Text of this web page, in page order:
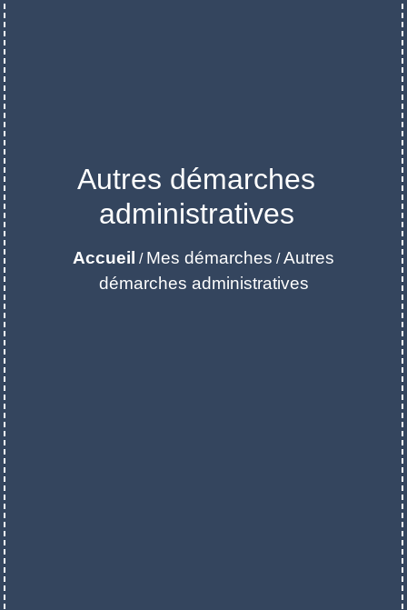
Autres démarches
administratives
Accueil / Mes démarches /Autres
démarches administratives